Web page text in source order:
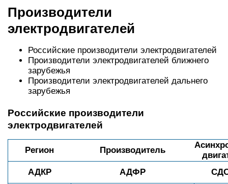
Производители
электродвигателей
Российские производители электродвигателей
Производители электродвигателей ближнего
зарубежья
Производители электродвигателей дальнего
зарубежья
Российские производители
электродвигателей
Регион Производитель
АДКР
АДФР